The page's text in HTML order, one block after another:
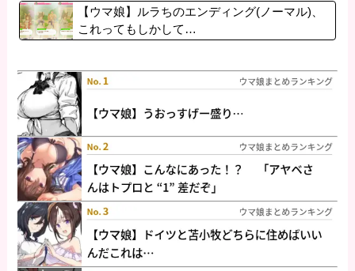
【ウマ娘】ルラちのエンディング(ノーマル)、
これってもしかして…